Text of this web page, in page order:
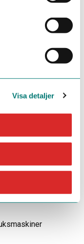
Visa detaljer
för Fältförsök